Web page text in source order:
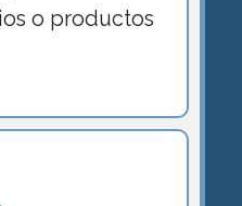
o productos